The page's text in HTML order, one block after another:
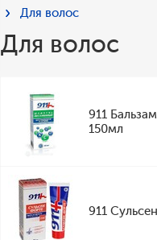
Для волос
Для волос
911
150мл
911